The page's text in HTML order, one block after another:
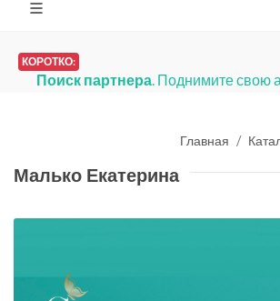
КОРОТКО:
Поиск партнера. Поднимите свою
Главная
Малько Екатерина